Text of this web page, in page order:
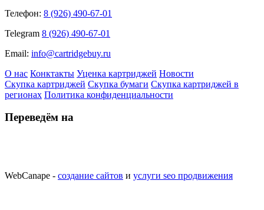
Телефон: 8 (926) 490-67-01
Telegram 8 (926) 490-67-01
Email: info@cartridgebuy.ru
О нас Конктакты Уценка картриджей Новости
Скупка картриджей Скупка бумаги Скупка картриджей в
регионах Политика конфиденциальности
Переведём на
WebCanape - создание сайтов и услуги seo продвижения